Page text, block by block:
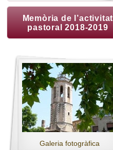
Memòria de l’activitat
pastoral 2018-2019
Galeria fotogràfica